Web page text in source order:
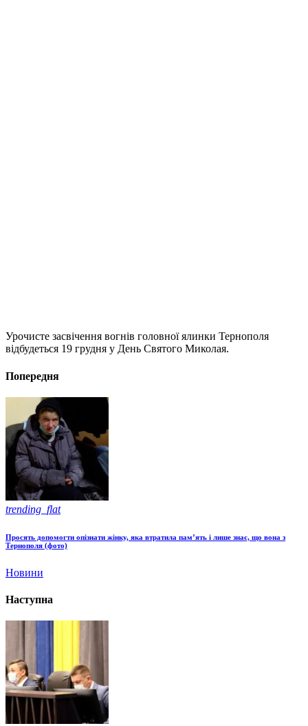
Урочисте засвічення вогнів головної ялинки Тернополя
відбудеться 19 грудня у День Святого Миколая.
Попередня
trending_flat
Просять допомогти опізнати жінку, яка втратила пам’ять і лише знає, що вона з
Тернополя (фото)
Новини
Наступна